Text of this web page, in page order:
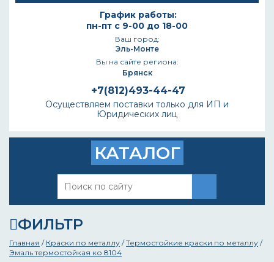
График работы:
пн-пт с 9-00 до 18-00
Ваш город:
Эль-Монте
Вы на сайте региона:
Брянск
+7(812)493-44-47
Осуществляем поставки только для ИП и
Юридических лиц
КАТАЛОГ
ФИЛЬТР
Главная / Краски по металлу /Термостойкие краски по металлу /
Эмаль термостойкая ко 8104